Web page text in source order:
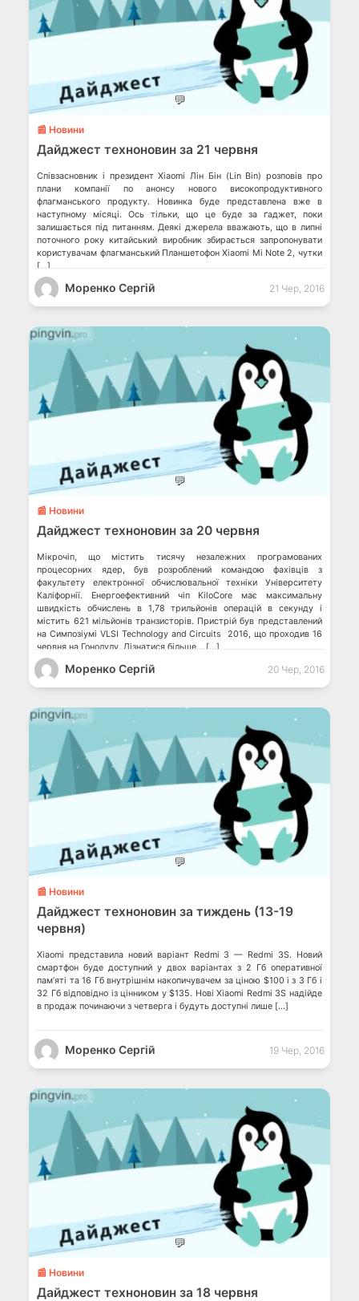
💬
📰 Новини
Дайджест техноновин за 21 червня
Співзасновник і президент Xiaomi Лін Бін (Lin Bin) розповів про
плани компанії по анонсу нового високопродуктивного
флагманського продукту. Новинка буде представлена вже в
наступному місяці. Ось тільки, що це буде за ґаджет, поки
залишається під питанням. Деякі джерела вважають, що в липні
поточного року китайський виробник збирається запропонувати
користувачам флагманський Планшетофон Xiaomi Mi Note 2, чутки
[…]
Моренко Сергій 21 Чер, 2016
💬
📰 Новини
Дайджест техноновин за 20 червня
Мікрочіп, що містить тисячу незалежних програмованих
процесорних ядер, був розроблений командою фахівців з
факультету електронної обчислювальної техніки Університету
Каліфорнії. Енергоефективний чіп KiloCore має максимальну
швидкість обчислень в 1,78 трильйонів операцій в секунду і
містить 621 мільйонів транзисторів. Пристрій був представлений
на Симпозіумі VLSI Technology and Circuits 2016, що проходив 16
червня на Гонолулу. Дізнатися більше… […]
Моренко Сергій 20 Чер, 2016
💬
📰 Новини
Дайджест техноновин за тиждень (13-19
червня)
Xiaomi представила новий варіант Redmi 3 — Redmi 3S. Новий
смартфон буде доступний у двох варіантах з 2 Гб оперативної
пам’яті та 16 Гб внутрішнім накопичувачем за ціною $100 і з 3 Гб і
32 Гб відповідно із цінником у $135. Нові Xiaomi Redmi 3S надійде
в продаж починаючи з четверга і будуть доступні лише […]
Моренко Сергій 19 Чер, 2016
💬
📰 Новини
Дайджест техноновин за 18 червня